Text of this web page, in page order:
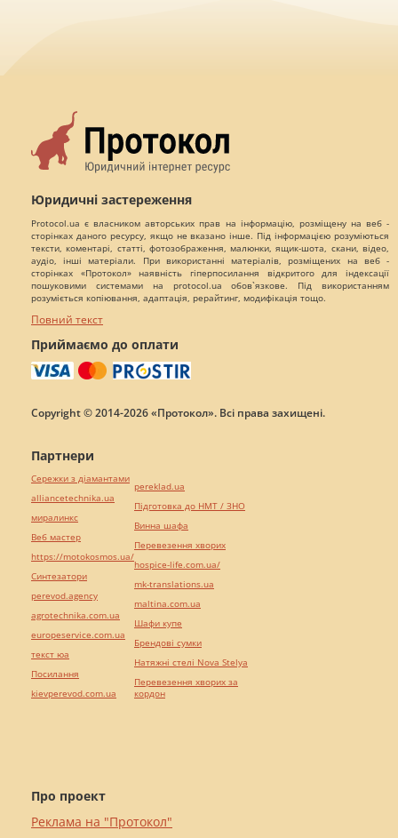
Юридичні застереження
Protocol.ua є власником авторських прав на інформацію, розміщену на веб -
сторінках даного ресурсу, якщо не вказано інше. Під інформацією розуміються
тексти, коментарі, статті, фотозображення, малюнки, ящик-шота, скани, відео,
аудіо, інші матеріали. При використанні матеріалів, розміщених на веб -
сторінках «Протокол» наявність гіперпосилання відкритого для індексації
пошуковими системами на protocol.ua обов`язкове. Під використанням
розуміється копіювання, адаптація, рерайтинг, модифікація тощо.
Повний текст
Приймаємо до оплати
Copyright © 2014-2026 «Протокол». Всі права захищені.
Про проект
Реклама на "Протокол"
Партнери
Сережки з діамантами
alliancetechnika.ua
миралинкс
Веб мастер
https://motokosmos.ua/
Синтезатори
perevod.agency
agrotechnika.com.ua
europeservice.com.ua
текст юа
Посилання
kievperevod.com.ua
pereklad.ua
Підготовка до НМТ / ЗНО
Винна шафа
Перевезення хворих
hospice-life.com.ua/
mk-translations.ua
maltina.com.ua
Шафи купе
Брендові сумки
Натяжні стелі Nova Stelya
Перевезення хворих за
кордон